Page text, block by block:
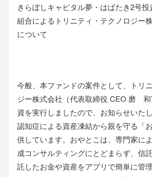
きらぼしキャピタル夢・はばたき2号
組合によるトリニティ・テクノロジー
について
今般、本ファンドの案件として、トリ
ジー株式会社（代表取締役 CEO 磨
資を実行しましたので、お知らせいた
認知症による資産凍結から親を守る「
供しています。おやとこは、専門家に
成コンサルティングにとどまらず、信
託したお⾦や資産をアプリで簡単に管